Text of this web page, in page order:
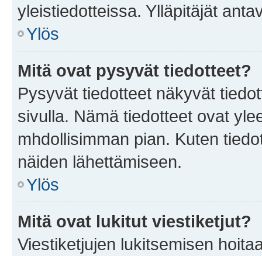
yleistiedotteissa. Ylläpitäjät
Ylös
Mitä ovat pysyvät tiedotteet?
Pysyvät tiedotteet näkyvät
sivulla. Nämä tiedotteet ovat
mhdollisimman pian. Kuten
näiden lähettämiseen.
Ylös
Mitä ovat lukitut viestiketjut?
Viestiketjujen lukitsemisen